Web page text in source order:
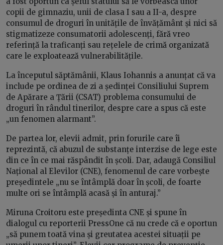
copii de gimnaziu, unii de clasa I sau a II-a, despre
consumul de droguri în unitățile de învățământ și nici să
stigmatizeze consumatorii adolescenți, fără vreo
referință la traficanți sau rețelele de crimă organizată
care le exploatează vulnerabilitățile.
La începutul săptămânii, Klaus Iohannis a anunțat că va
include pe ordinea de zi a ședinței Consiliului Suprem
de Apărare a Țării (CSAT) problema consumului de
droguri în rândul tinerilor, despre care a spus că este
„un fenomen alarmant”.
De partea lor, elevii admit, prin forurile care îi
reprezintă, că abuzul de substanțe interzise de lege este
din ce în ce mai răspândit în școli. Dar, adaugă Consiliul
Național al Elevilor (CNE), fenomenul de care vorbește
președintele „nu se întâmplă doar în școli, de foarte
multe ori se întâmplă acasă și în anturaj.”
Miruna Croitoru este președinta CNE și spune în
dialogul cu reporterii PressOne că nu crede că e oportun
„să punem toată vina și greutatea acestei situații pe